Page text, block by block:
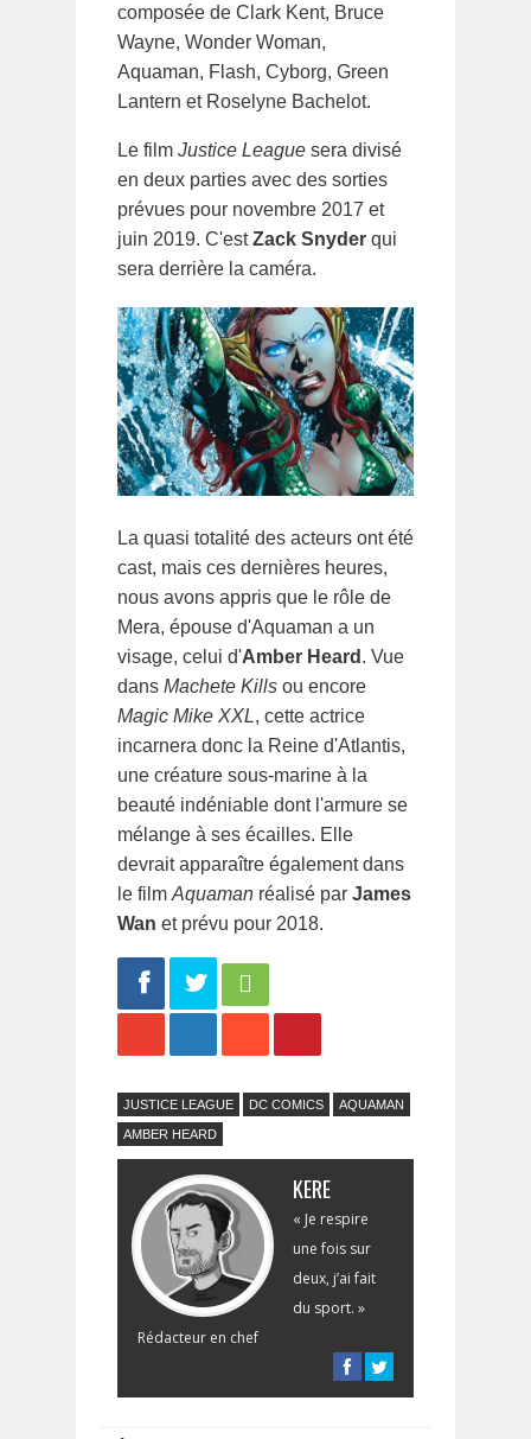
composée de Clark Kent, Bruce
Wayne, Wonder Woman,
Aquaman, Flash, Cyborg, Green
Lantern et Roselyne Bachelot.
Le film Justice League sera divisé
en deux parties avec des sorties
prévues pour novembre 2017 et
juin 2019. C'estZack Snyder qui
sera derrière la caméra.
La quasi totalité des acteurs ont été
cast, mais ces dernières heures,
nous avons appris que le rôle de
Mera, épouse d'Aquaman a un
visage, celui d'Amber Heard . Vue
dans Machete Kills ou encore
Magic Mike XXL, cette actrice
incarnera donc la Reine d'Atlantis,
une créature sous-marine à la
beauté indéniable dont l'armure se
mélange à ses écailles. Elle
devrait apparaître également dans
le film Aquaman réalisé par James
Wan et prévu pour 2018.
JUSTICE LEAGUE DC COMICS AQUAMAN
AMBER HEARD
KERE
« Je respire
une fois sur
deux, j’ai fait
du sport. »
Rédacteur en chef